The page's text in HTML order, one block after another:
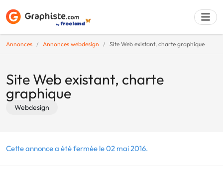
Annonces Annonces webdesign Site Web existant, charte graphique
Site Web existant, charte
graphique
Webdesign
Cette annonce a été fermée le 02 mai 2016.